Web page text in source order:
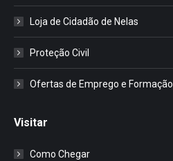
Loja de Cidadão de Nelas
Proteção Civil
Ofertas de Emprego e Formação
Visitar
Como Chegar